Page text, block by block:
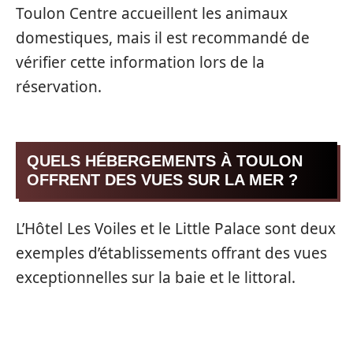
Toulon Centre accueillent les animaux
domestiques, mais il est recommandé de
vérifier cette information lors de la
réservation.
QUELS HÉBERGEMENTS À TOULON
OFFRENT DES VUES SUR LA MER ?
L’Hôtel Les Voiles et le Little Palace sont deux
exemples d’établissements offrant des vues
exceptionnelles sur la baie et le littoral.